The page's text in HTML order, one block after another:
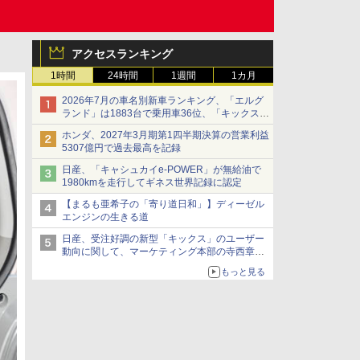
アクセスランキング
1時間 24時間 1週間 1カ月
2026年7月の車名別新車ランキング、「エルグ
ランド」は1883台で乗用車36位、「キックス」
は2591台で27位に
ホンダ、2027年3月期第1四半期決算の営業利益
5307億円で過去最高を記録
日産、「キャシュカイe-POWER」が無給油で
1980kmを走行してギネス世界記録に認定
【まるも亜希子の「寄り道日和」】ディーゼル
エンジンの生きる道
日産、受注好調の新型「キックス」のユーザー
動向に関して、マーケティング本部の寺西章氏
もっと見る